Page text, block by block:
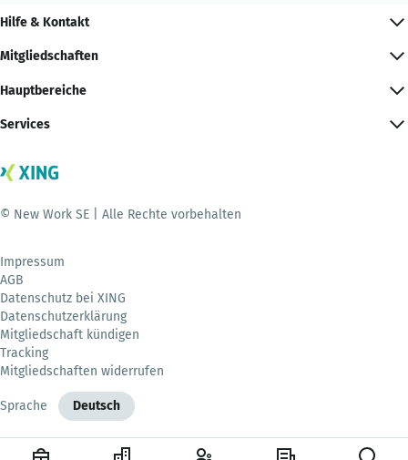
Hilfe & Kontakt
Mitgliedschaften
Hauptbereiche
Services
© New Work SE | Alle Rechte vorbehalten
Impressum
AGB
Datenschutz bei XING
Datenschutzerklärung
Mitgliedschaft kündigen
Tracking
Mitgliedschaften widerrufen
Sprache Deutsch